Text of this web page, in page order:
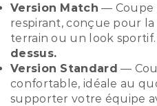
Version Match — Coupe
respirant, conçue pour
terrain ou un look sportif.
dessus.
Version Standard —
confortable, idéale au
supporter votre équipe